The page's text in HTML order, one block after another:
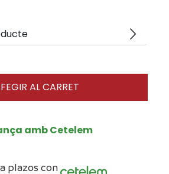
arrow_forward_ios
AL CARRET
amb Cetelem
plazos con